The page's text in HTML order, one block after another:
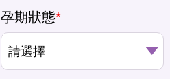
孕期狀態*